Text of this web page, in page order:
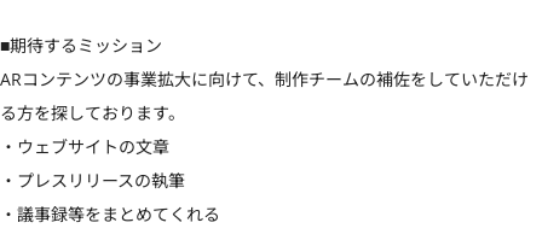
■期待するミッション
ARコンテンツの事業拡大に向けて、制作チームの補佐をしていただけ
る方を探しております。
・ウェブサイトの文章
・プレスリリースの執筆
・議事録等をまとめてくれる